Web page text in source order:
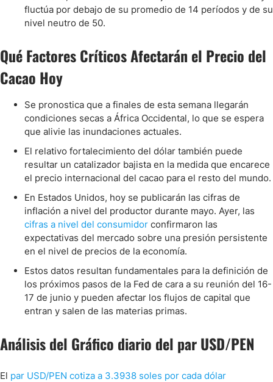
fluctúa por debajo de su promedio de 14 períodos y de su
nivel neutro de 50.
Qué Factores Críticos Afectarán el Precio del
Cacao Hoy
Se pronostica que a finales de esta semana llegarán
condiciones secas a África Occidental, lo que se espera
que alivie las inundaciones actuales.
El relativo fortalecimiento del dólar también puede
resultar un catalizador bajista en la medida que encarece
el precio internacional del cacao para el resto del mundo.
En Estados Unidos, hoy se publicarán las cifras de
inflación a nivel del productor durante mayo. Ayer, las
cifras a nivel del consumidor confirmaron las
expectativas del mercado sobre una presión persistente
en el nivel de precios de la economía.
Estos datos resultan fundamentales para la definición de
los próximos pasos de la Fed de cara a su reunión del 16-
17 de junio y pueden afectar los flujos de capital que
entran y salen de las materias primas.
Análisis del Gráfico diario del par USD/PEN
El par USD/PEN cotiza a 3.3938 soles por cada dólar